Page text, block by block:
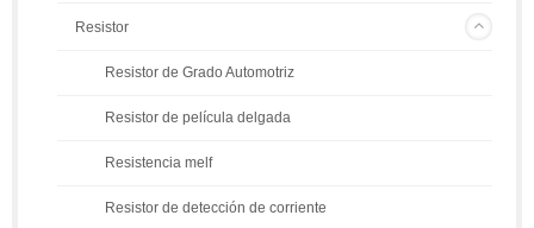
Resistor
Resistor de Grado Automotriz
Resistor de película delgada
Resistencia melf
Resistor de detección de corriente